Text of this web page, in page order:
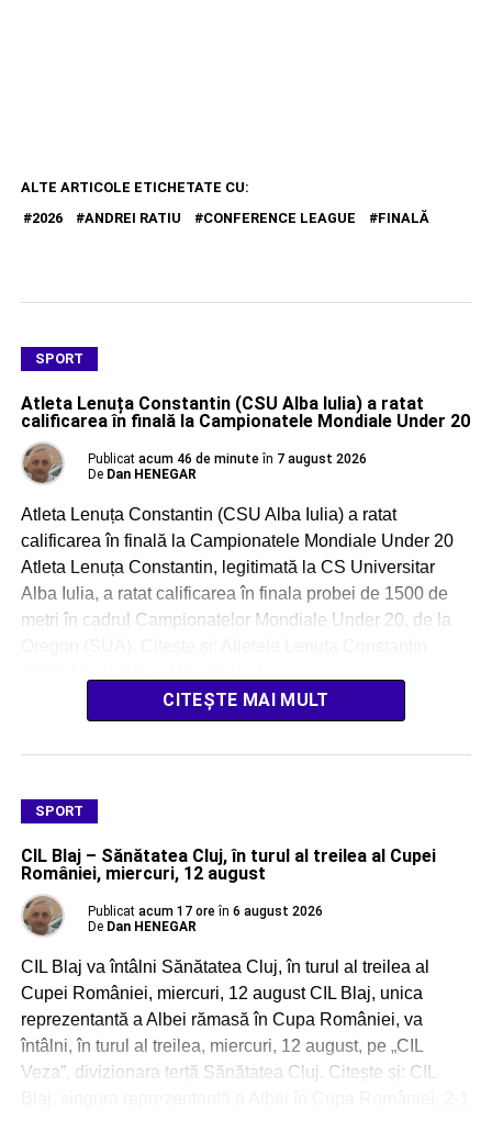
ALTE ARTICOLE ETICHETATE CU:
2026
ANDREI RATIU CONFERENCE LEAGUE FINALĂ
SPORT
Atleta Lenuța Constantin (CSU Alba Iulia) a ratat
calificarea în finală la Campionatele Mondiale Under 20
Publicat acum 46 de minute în 7 august 2026
De Dan HENEGAR
Atleta Lenuța Constantin (CSU Alba Iulia) a ratat
calificarea în finală la Campionatele Mondiale Under 20
Atleta Lenuța Constantin, legitimată la CS Universitar
Alba Iulia, a ratat calificarea în finala probei de 1500 de
metri în cadrul Campionatelor Mondiale Under 20, de la
CITEȘTE MAI MULT
SPORT
CIL Blaj – Sănătatea Cluj, în turul al treilea al Cupei
României, miercuri, 12 august
Publicat acum 17 ore în 6 august 2026
De Dan HENEGAR
CIL Blaj va întâlni Sănătatea Cluj, în turul al treilea al
Cupei României, miercuri, 12 august CIL Blaj, unica
reprezentantă a Albei rămasă în Cupa României, va
întâlni, în turul al treilea, miercuri, 12 august, pe „CIL
Veza”, divizionara terță Sănătatea Cluj. Citește și: CIL